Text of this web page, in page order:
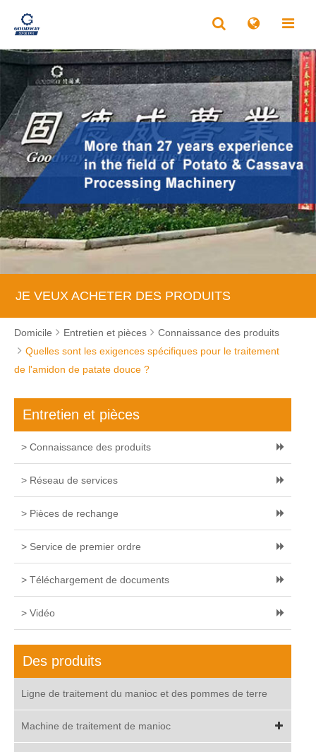
JE VEUX ACHETER DES PRODUITS
Domicile Entretien et pièces
Connaissance des produits
Quelles sont les exigences spécifiques pour le traitement
de l'amidon de patate douce ?
Entretien et pièces
> Connaissance des produits
> Réseau de services
> Pièces de rechange
> Service de premier ordre
> Téléchargement de documents
> Vidéo
Des produits
Ligne de traitement du manioc et des pommes de terre
Machine de traitement de manioc